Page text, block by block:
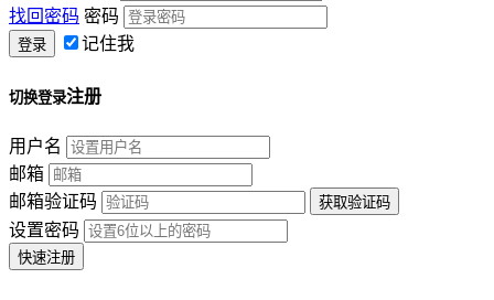
找回密码 密码
记住我
切换登录注册
用户名
邮箱
邮箱验证码
设置密码